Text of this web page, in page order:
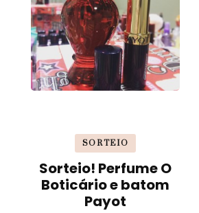
SORTEIO
Sorteio! Perfume O
Boticário e batom
Payot